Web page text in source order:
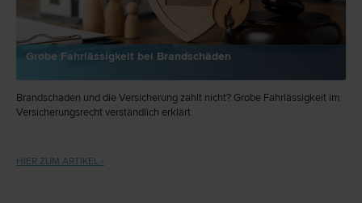
Grobe Fahrlässigkeit bei Brandschäden
Brandschaden und die Versicherung zahlt nicht? Grobe Fahrlässigkeit im
Versicherungsrecht verständlich erklärt
HIER ZUM ARTIKEL ›